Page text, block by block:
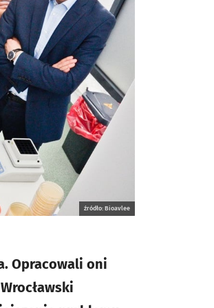
źródło: Bioavlee
Opracowali oni